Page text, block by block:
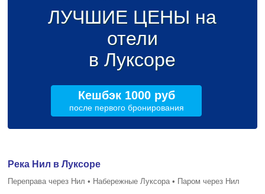
ЛУЧШИЕ ЦЕНЫ на
отели
в Луксоре
Кешбэк 1000 руб
после первого бронирования
Река Нил в Луксоре
Переправа через Нил • Набережные Луксора • Паром через Нил